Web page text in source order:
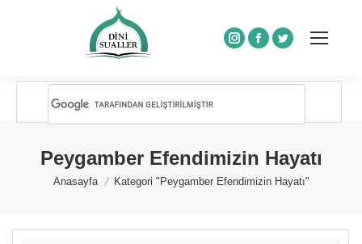
Instagram
Facebook
Twitter
Peygamber Efendimizin Hayatı
You are here:
Anasayfa Kategori "Peygamber Efendimizin Hayatı"